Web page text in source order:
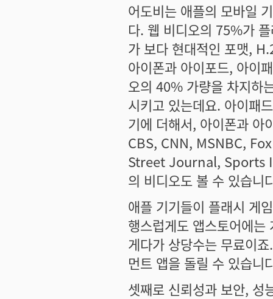
어도비는 애플의 모바일
다. 웹 비디오의 75%가
가 보다 현대적인 포맷,
아이폰과 아이포드, 아이
오의 40% 가량을 차지하
시키고 있는데요. 아이패
기에 더해서, 아이폰과
CBS, CNN, MSNBC,
Street Journal, Sports
의 비디오도 볼 수 있습니
애플 기기들이 플래시 게
행스럽게도 앱스토어에
게다가 상당수는 무료이
먼트 앱을 돌릴 수 있습니
셋째로 신뢰성과 보안, 성